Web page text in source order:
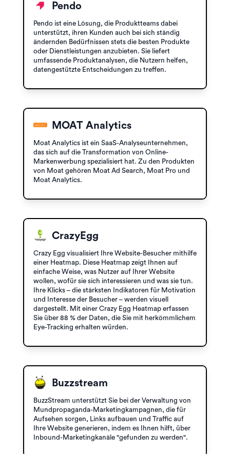
Pendo
Pendo ist eine Lösung, die Produktteams dabei
unterstützt, ihren Kunden auch bei sich ständig
ändernden Bedürfnissen stets die besten Produkte
oder Dienstleistungen anzubieten. Sie liefert
umfassende Produktanalysen, die Nutzern helfen,
datengestützte Entscheidungen zu treffen.
MOAT Analytics
Moat Analytics ist ein SaaS-Analyseunternehmen,
das sich auf die Transformation von Online-
Markenwerbung spezialisiert hat. Zu den Produkten
von Moat gehören Moat Ad Search, Moat Pro und
Moat Analytics.
CrazyEgg
Crazy Egg visualisiert Ihre Website-Besucher mithilfe
einer Heatmap. Diese Heatmap zeigt Ihnen auf
einfache Weise, was Nutzer auf Ihrer Website
wollen, wofür sie sich interessieren und was sie tun.
Ihre Klicks – die stärksten Indikatoren für Motivation
und Interesse der Besucher – werden visuell
dargestellt. Mit einer Crazy Egg Heatmap erfassen
Sie über 88 % der Daten, die Sie mit herkömmlichem
Eye-Tracking erhalten würden.
Buzzstream
BuzzStream unterstützt Sie bei der Verwaltung von
Mundpropaganda-Marketingkampagnen, die für
Aufsehen sorgen, Links aufbauen und Traffic auf
Ihre Website generieren, indem es Ihnen hilft, über
Inbound-Marketingkanäle "gefunden zu werden".